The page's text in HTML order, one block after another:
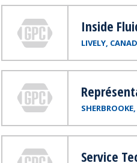
Inside
LIVELY,
Genuine Parts Company
Service